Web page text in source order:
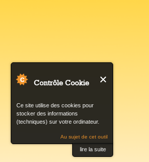
Contrôle Cookie
Ce site utilise des cookies pour
stocker des informations
(techniques) sur votre ordinateur.
Au sujet de cet outil
lire la suite